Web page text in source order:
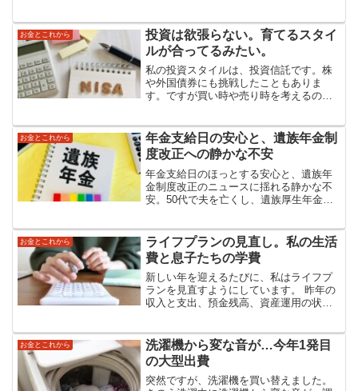
たのは、ここだけの話です（笑）来年は
「大学生」って書けるといい...
お金とこれから
投資は欲張らない。育てるスタイ
ルが合ってるみたい。
私の投資スタイルは、投資信託です。株
や外国債券にも挑戦したこともありま
す。ですが買い時や売り時を考えるのが
に投信積立を始めたところ、放ったらか
しているのに金額が増えて...
お金とこれから
年金支給日の安心と、遺族年金制
度改正への静かな不安
年金支給日のほっとする安心と、遺族年
金制度改正のニュースに揺れる静かな不
安。50代で夫を亡くし、遺族厚生年金で
寄り添う仕組みであってほしいという思
いを込めて
お金とこれから
ライフプランの見直し。私の生活
費と息子たちの学費
新しい年を迎えるたびに、私はライフプ
ランを見直すようにしています。 昨年の
収入と支出、預金残高、資産運用の状況
か？」をざっくりと試算しています。死
別シングルマザーに...
お金とこれから
洗濯機から変な音が…今年1発目
の大型出費
突然ですが、洗濯機を買い替えました。